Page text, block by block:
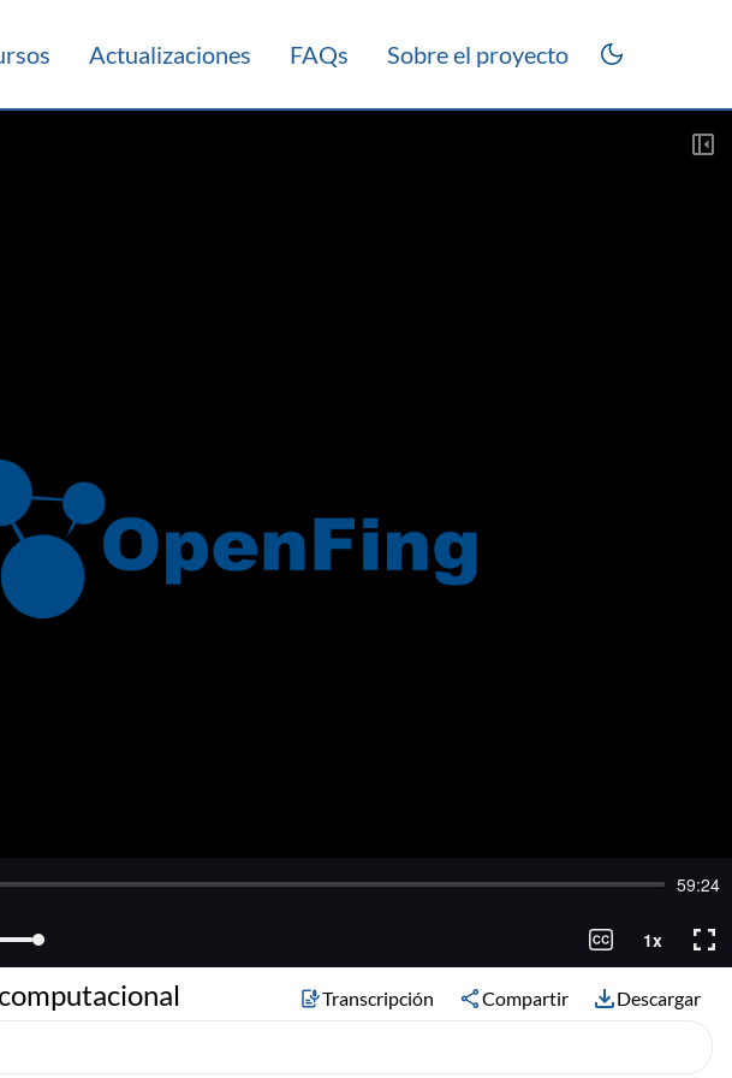
Actualizaciones FAQs Sobre el proyecto
Transcripción Compartir Descargar